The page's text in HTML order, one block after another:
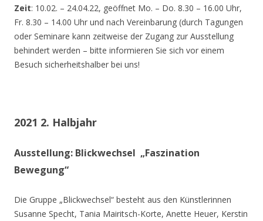
Zeit: 10.02. – 24.04.22, geöffnet Mo. – Do. 8.30 – 16.00 Uhr,
Fr. 8.30 – 14.00 Uhr und nach Vereinbarung (durch Tagungen
oder Seminare kann zeitweise der Zugang zur Ausstellung
behindert werden – bitte informieren Sie sich vor einem
Besuch sicherheitshalber bei uns!
2021 2. Halbjahr
Ausstellung: Blickwechsel „Faszination
Bewegung“
Die Gruppe „Blickwechsel“ besteht aus den Künstlerinnen
Susanne Specht, Tania Mairitsch-Korte, Anette Heuer, Kerstin